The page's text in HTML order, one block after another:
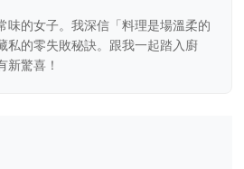
味的女子。我深信「料理是場溫柔的
私的零失敗秘訣。跟我一起踏入廚
新驚喜！